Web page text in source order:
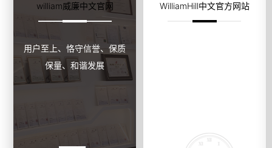
william威廉中文官网
用户至上、恪守信誉、保质
保量、和谐发展
WilliamHill中文官方网站